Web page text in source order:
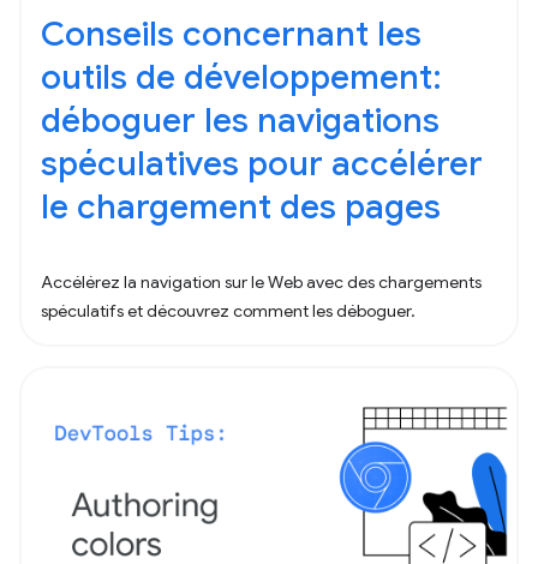
Conseils concernant les
outils de développement:
déboguer les navigations
spéculatives pour accélérer
le chargement des pages
Accélérez la navigation sur le Web avec des chargements
spéculatifs et découvrez comment les déboguer.